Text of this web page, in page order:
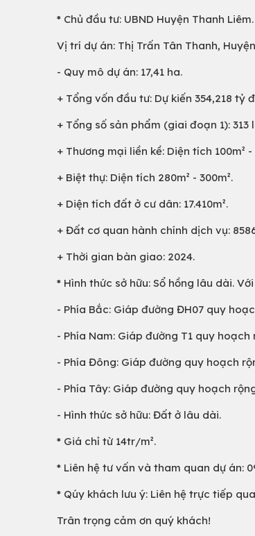
* Chủ đầu tư: UBND Huyện Thanh Liêm.
Vị trí dự án: Thị Trấn Tân Thanh,
- Quy mô dự án: 17,41 ha.
+ Tổng vốn đầu tư: Dự kiến 354,218 tỷ
+ Tổng số sản phẩm (giai đoạn 1): 313
+ Thương mại liền kề: Diện tích 100m² -
+ Biệt thự: Diện tích 280m² - 300m².
+ Diện tích đất ở cư dân: 17.410m².
+ Đất cơ quan hành chính dịch vụ:
+ Thời gian bàn giao: 2024.
* Hình thức sở hữu: Sổ hồng lâu dài.
- Phía Bắc: Giáp đường ĐH07 quy
- Phía Nam: Giáp đường T1 quy hoạch
- Phía Đông: Giáp đường quy hoạch
- Phía Tây: Giáp đường quy hoạch
- Hình thức sở hữu: Đất ở lâu dài.
* Giá chỉ từ 14tr/m².
* Liên hệ tư vấn và tham quan dự án:
* Qúy khách lưu ý: Liên hệ trực tiếp
Trân trọng cảm ơn quý khách!